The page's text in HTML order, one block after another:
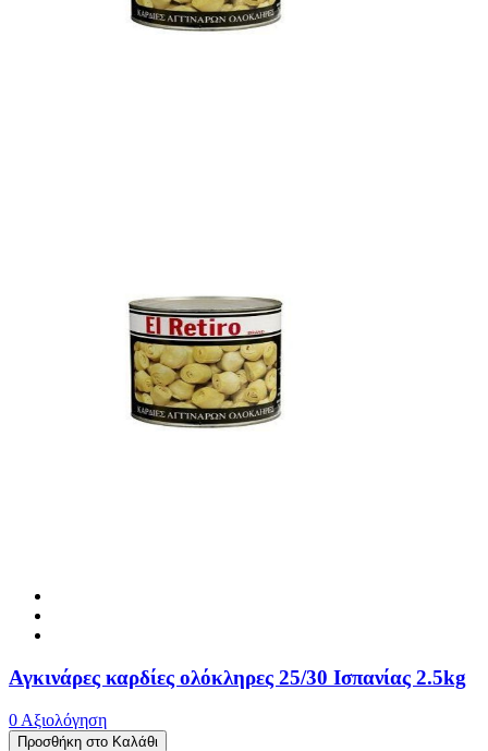
Αγκινάρες καρδίες ολόκληρες 25/30 Ισπανίας 2.5kg
0 Αξιολόγηση
Προσθήκη στο Καλάθι